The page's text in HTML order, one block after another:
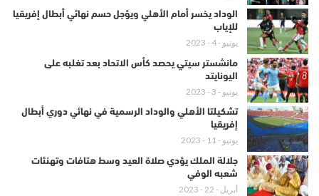
الوداد يخسر أمام الأهلي ويؤجل حسم نهائي أبطال إفريقيا
للإياب
يونيو - 4 - 2023
مانشستر سيتي يحصد كأس الاتحاد بعد تغلبه على
اليونايتد
يونيو - 3 - 2023
تشكيلتا الأهلي والوداد الرسمية في نهائي دوري أبطال
إفريقيا
يونيو - 11 - 2023
جلالة الملك يؤدي صلاة العيد وسط هتافات وتهنئات
شعبه الوفي
أبريل - 22 - 2023